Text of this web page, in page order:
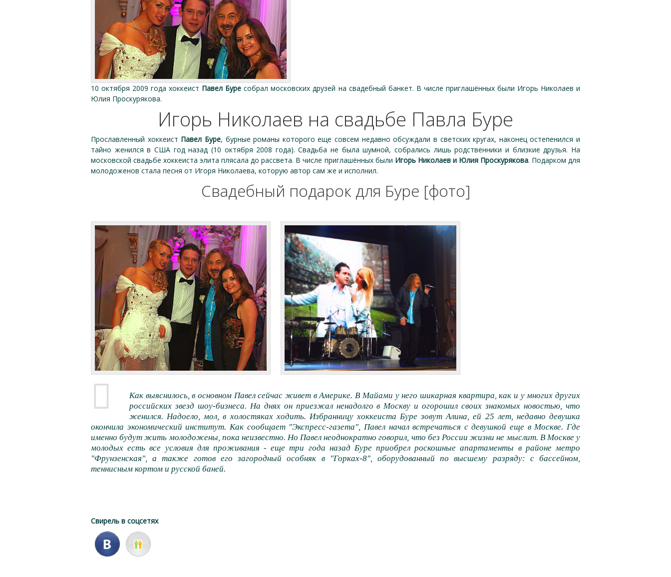
10 октября 2009 года хоккеист Павел Буре собрал московских друзей на свадебный банкет. В числе приглашённых были Игорь Николаев и
Юлия Проскурякова.
Игорь Николаев на свадьбе Павла Буре
Прославленный хоккеист Павел Буре, бурные романы которого еще совсем недавно обсуждали в светских кругах, наконец остепенился и
тайно женился в США год назад (10 октября 2008 года). Свадьба не была шумной, собрались лишь родственники и близкие друзья. На
московской свадьбе хоккеиста элита плясала до рассвета. В числе приглашённых были Игорь Николаев и Юлия Проскурякова. Подарком для
молодоженов стала песня от Игоря Николаева, которую автор сам же и исполнил.
Свадебный подарок для Буре [фото]
Как выяснилось, в основном Павел сейчас живет в Америке. В Майами у него шикарная квартира, как и у многих других
российских звезд шоу-бизнеса. На днях он приезжал ненадолго в Москву и огорошил своих знакомых новостью, что
женился. Надоело, мол, в холостяках ходить. Избранницу хоккеиста Буре зовут Алина, ей 25 лет, недавно девушка
окончила экономический институт. Как сообщает "Экспресс-газета", Павел начал встречаться с девушкой еще в Москве. Где
именно будут жить молодожены, пока неизвестно. Но Павел неоднократно говорил, что без России жизни не мыслит. В Москве у
молодых есть все условия для проживания - еще три года назад Буре приобрел роскошные апартаменты в районе метро
"Фрунзенская", а также готов его загородный особняк в "Горках-8", оборудованный по высшему разряду: с бассейном,
теннисным кортом и русской баней.
Свирель в соцсетях